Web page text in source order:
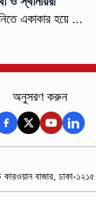
একাকার হয়ে ...
অনুসরণ করুন
বাজার, ঢাকা-১২১৫